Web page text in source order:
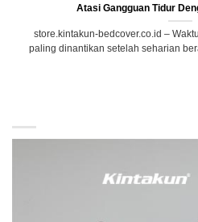
Atasi Gangguan Tidur
store.kintakun-bedcover.co.id –
paling dinantikan setelah seharian